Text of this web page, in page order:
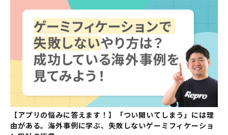
【アプリの悩みに答えます！】「つい開いてしまう」には理
由がある。海外事例に学ぶ、失敗しないゲーミフィケーショ